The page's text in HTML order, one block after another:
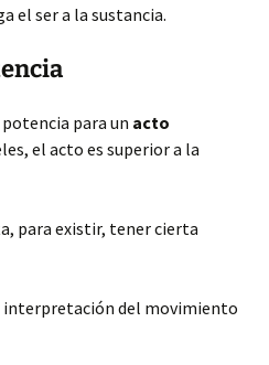
el ser a la sustancia.
para un acto
el acto es superior a la
para existir, tener cierta
del movimiento